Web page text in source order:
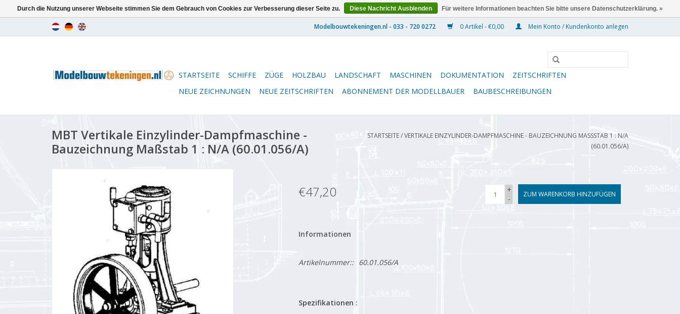
0 Artikel - €0,00 Mein Konto / Kundenkonto anlegen
STARTSEITE SCHIFFE ZÜGE HOLZBAU LANDSCHAFT MASCHINEN DOKUMENTATION
ZEITSCHRIFTEN
NEUE ZEICHNUNGEN
NEUE ZEITSCHRIFTEN ABONNEMENT DER MODELLBAUER BAUBESCHREIBUNGEN
MBT Vertikale Einzylinder-Dampfmaschine -
Bauzeichnung Maßstab 1 : N/A (60.01.056/A)
STARTSEITE/VERTIKALE EINZYLINDER-DAMPFMASCHINE - BAUZEICHNUNG MASSSTAB 1 : N/A (
60.01.056/A)
€47,20
+
-
ZUM WARENKORB HINZUFÜGEN
Informationen
Artikelnummer:: 60.01.056/A
Spezifikationen :
Durch die Nutzung unserer Webseite stimmen Sie dem Gebrauch von Cookies zur Verbesserung dieser Seite zu. Diese Nachricht Ausblenden Für weitere Informationen beachten Sie bitte unsere Datenschutzerklärung. »